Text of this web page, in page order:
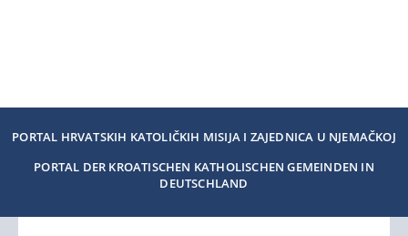
PORTAL HRVATSKIH KATOLIČKIH MISIJA I ZAJEDNICA U NJEMAČKOJ
PORTAL DER KROATISCHEN KATHOLISCHEN GEMEINDEN IN
DEUTSCHLAND